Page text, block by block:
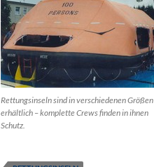
Rettungsinseln sind in verschiedenen Größen
erhältlich – komplette Crews finden in ihnen
Schutz.